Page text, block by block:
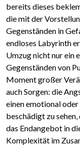
bereits dieses
die mit der
Gegenständen in
endloses Labyrinth
Umzug nicht nur ein
Gegenständen von
Moment großer
auch Sorgen: die
einen emotional
beschädigt zu
das Endangebot in
Komplexität im